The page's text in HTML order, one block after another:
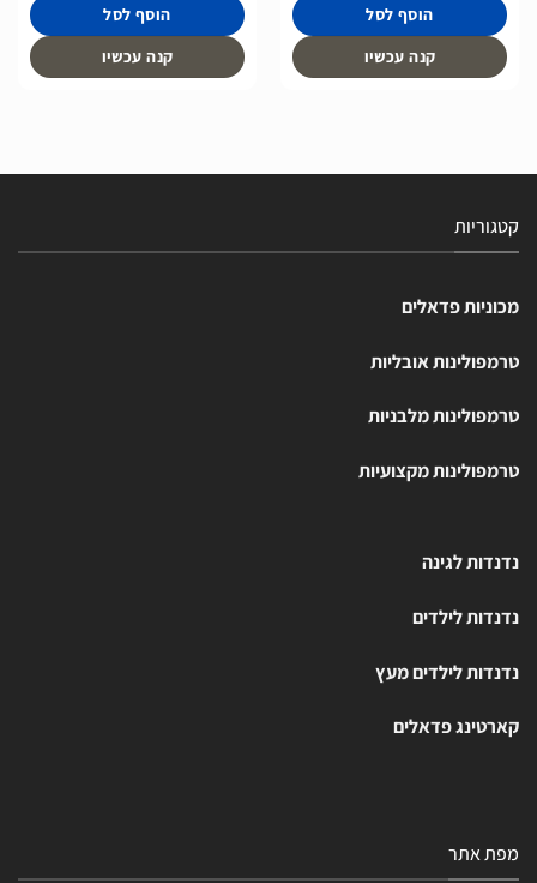
הוסף לסל
קנה עכשיו
הוסף לסל
קנה עכשיו
קטגוריות
מכוניות פדאלים
טרמפולינות אובליות
טרמפולינות מלבניות
טרמפולינות מקצועיות
נדנדות לגינה
נדנדות לילדים
נדנדות לילדים מעץ
קארטינג פדאלים
מפת אתר